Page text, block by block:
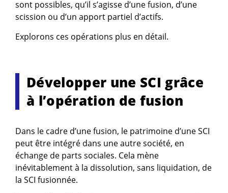
sont possibles, qu’il s’agisse d’une fusion, d’une
scission ou d’un apport partiel d’actifs.
Explorons ces opérations plus en détail.
Développer une SCI grâce
à l’opération de fusion
Dans le cadre d’une fusion, le patrimoine d’une SCI
peut être intégré dans une autre société, en
échange de parts sociales. Cela mène
inévitablement à la dissolution, sans liquidation, de
la SCI fusionnée.